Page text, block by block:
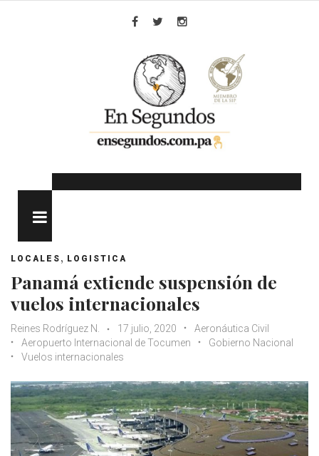
LOCALES , LOGISTICA
Panamá extiende suspensión de
vuelos internacionales
Reines Rodríguez N. 17 julio, 2020
Aeronáutica Civil
Aeropuerto Internacional de Tocumen
Gobierno Nacional
Vuelos internacionales